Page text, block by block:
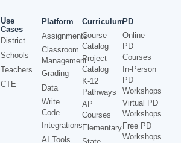
Use
Cases
District
Schools
Teachers
CTE
Platform
Assignments
Classroom
Management
Grading
Data
Write
Code
Integrations
AI Tools
Curriculum
Course
Catalog
Project
Catalog
K-12
Pathways
AP
Courses
Elementary
PD
Online
PD
Courses
In-Person
PD
Workshops
Virtual PD
Workshops
Free PD
Workshops